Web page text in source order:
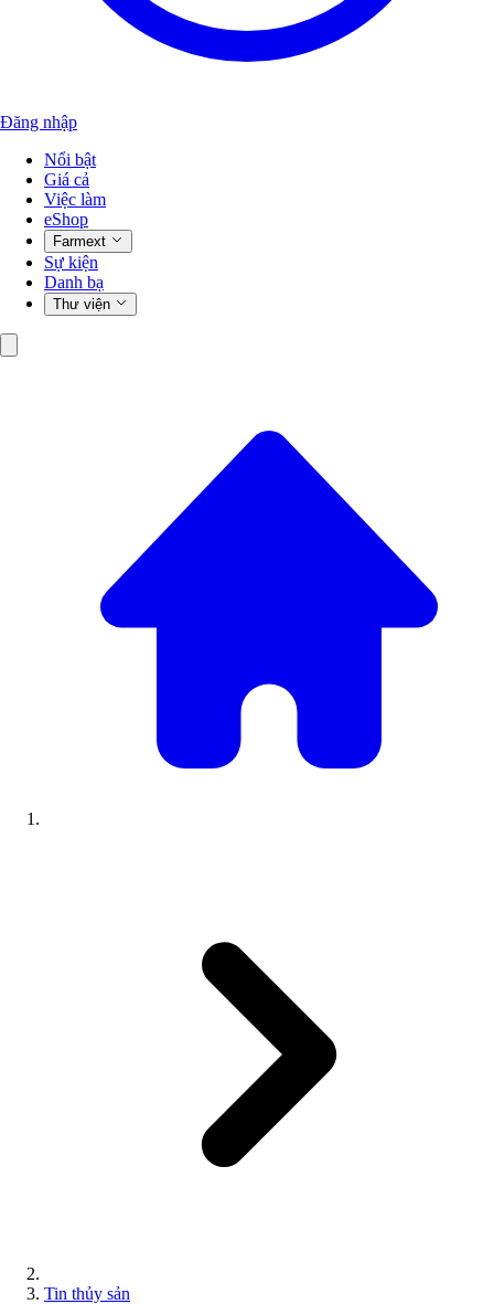
Đăng nhập
Nổi bật
Giá cả
Việc làm
eShop
Farmext
Sự kiện
Danh bạ
Thư viện
Tin thủy sản